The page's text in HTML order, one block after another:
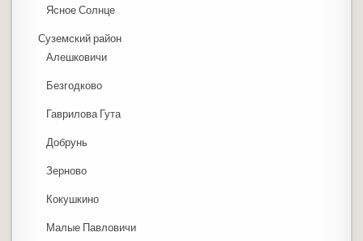
Ясное Солнце
Суземский район
Алешковичи
Безгодково
Гаврилова Гута
Добрунь
Зерново
Кокушкино
Малые Павловичи